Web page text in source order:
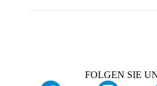
FOLGEN SIE